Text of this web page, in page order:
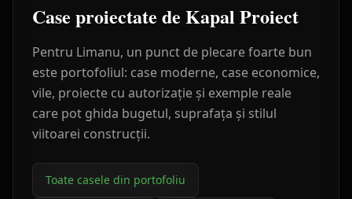
Case proiectate de Kapal Proiect
Pentru Limanu, un punct de plecare foarte bun
este portofoliul: case moderne, case economice,
vile, proiecte cu autorizație și exemple reale
care pot ghida bugetul, suprafața și stilul
viitoarei construcții.
Toate casele din portofoliu